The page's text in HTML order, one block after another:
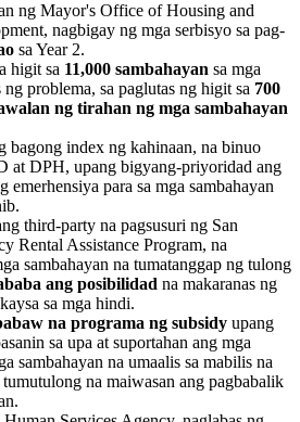
ng Mayor's Office of Housing and
nagbigay ng mga serbisyo sa pag-
sa Year 2.
higit sa 11,000 sambahayan sa mga
ng problema, sa paglutas ng higit sa 700
ng tirahan ng mga sambahayan
bagong index ng kahinaan, na binuo
at DPH, upang bigyang-priyoridad ang
emerhensiya para sa mga sambahayan
third-party na pagsusuri ng San
Rental Assistance Program, na
sambahayan na tumatanggap ng tulong
ang posibilidad na makaranas ng
sa mga hindi.
na programa ng subsidy upang
sa upa at suportahan ang mga
sambahayan na umaalis sa mabilis na
na maiwasan ang pagbabalik